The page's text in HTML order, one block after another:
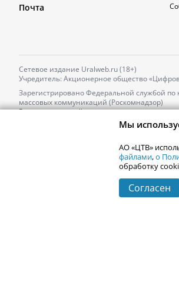
Почта
Сетевое издание Uralweb.ru (18+)
Учредитель: Акционерное общество
Зарегистрировано Федеральной службой
массовых коммуникаций (Роскомнадзор)
Регистрационный номер и дата принятия
+7 (912) 244-87-87,
Электронный адрес редакции:
Екатеринбург
Мы
АО «ЦТВ»
файлами,о
обработку
Согласен